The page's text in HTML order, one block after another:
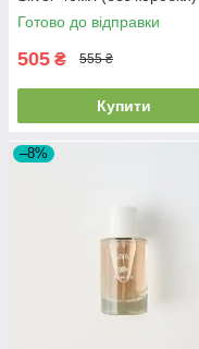
Готово до відправки
505 ₴ 555 ₴
Купити
–8%